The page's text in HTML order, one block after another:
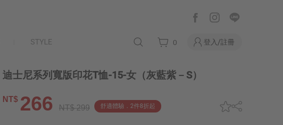
STYLE 0 登入/註冊
迪士尼系列寬版印花T恤-15-女 （灰藍紫－S）
NT$ 266 NT$ 299 舒適體驗．2件8折起